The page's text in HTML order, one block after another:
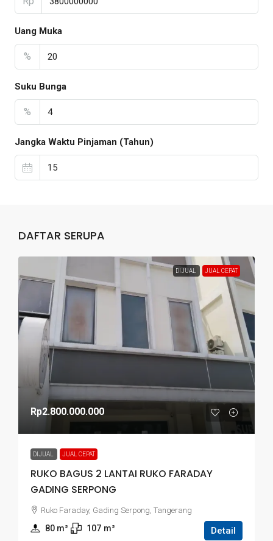
Uang Muka
%
Suku Bunga
%
Jangka Waktu Pinjaman (Tahun)
DAFTAR SERUPA
DIJUAL JUAL CEPAT
Rp2.800.000.000
DIJUAL JUAL CEPAT
RUKO BAGUS 2 LANTAI RUKO FARADAY
GADING SERPONG
Ruko Faraday, Gading Serpong, Tangerang
80 m² 107 m² Detail